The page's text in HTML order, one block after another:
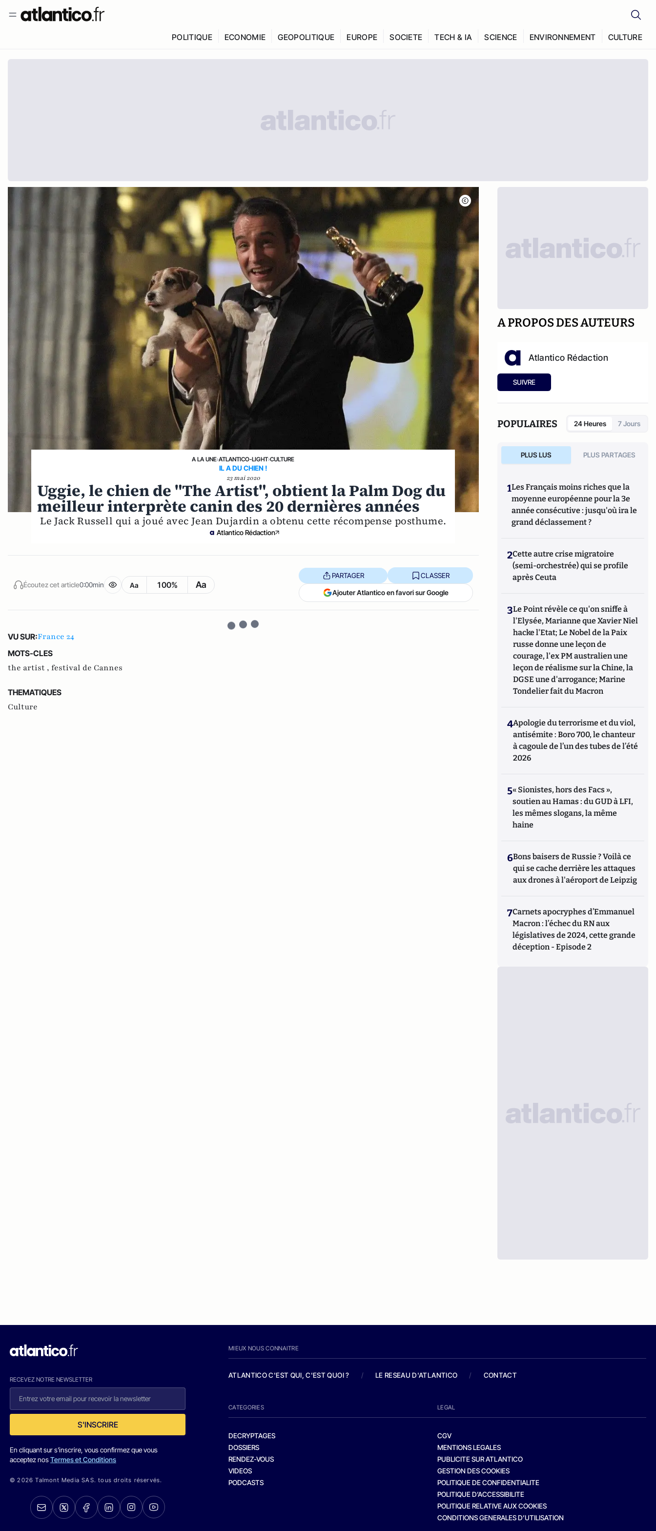
POLITIQUE ECONOMIE GEOPOLITIQUE EUROPE SOCIETE TECH & IA SCIENCE ENVIRONNEMENT CULTURE
A LA UNE›ATLANTICO-LIGHT›CULTURE
IL A DU CHIEN !
23 mai 2020
Uggie, le chien de "The Artist", obtient la Palm Dog du
meilleur interprète canin des 20 dernières années
Le Jack Russell qui a joué avec Jean Dujardin a obtenu cette récompense posthume.
Atlantico Rédaction
Écoutez cet article0:00min Aa 100% Aa
PARTAGER CLASSER
Ajouter Atlantico en favori sur Google
VU SUR:France 24
MOTS-CLES
the artist , festival de Cannes
THEMATIQUES
Culture
A PROPOS DES AUTEURS
Atlantico Rédaction
SUIVRE
POPULAIRES 24 Heures 7 Jours
PLUS LUS PLUS PARTAGES
1Les Français moins riches que la
moyenne européenne pour la 3e
année consécutive : jusqu'où ira le
grand déclassement ?
2Cette autre crise migratoire
(semi-orchestrée) qui se profile
après Ceuta
3Le Point révèle ce qu'on sniffe à
l'Elysée, Marianne que Xavier Niel
hacke l'Etat; Le Nobel de la Paix
russe donne une leçon de
courage, l'ex PM australien une
leçon de réalisme sur la Chine, la
DGSE une d'arrogance; Marine
Tondelier fait du Macron
4Apologie du terrorisme et du viol,
antisémite : Boro 700, le chanteur
à cagoule de l’un des tubes de l’été
2026
5« Sionistes, hors des Facs »,
soutien au Hamas : du GUD à LFI,
les mêmes slogans, la même
haine
6Bons baisers de Russie ? Voilà ce
qui se cache derrière les attaques
aux drones à l'aéroport de Leipzig
7Carnets apocryphes d’Emmanuel
Macron : l’échec du RN aux
législatives de 2024, cette grande
déception - Episode 2
RECEVEZ NOTRE NEWSLETTER
S'INSCRIRE
En cliquant sur s'inscrire, vous confirmez que vous
acceptez nosTermes et Conditions
© 2026 Talmont Media SAS. tous droits réservés.
MIEUX NOUS CONNAITRE
ATLANTICO C'EST QUI, C'EST QUOI ? / LE RESEAU D'ATLANTICO / CONTACT
CATEGORIES
DECRYPTAGES
DOSSIERS
RENDEZ-VOUS
VIDEOS
PODCASTS
LEGAL
CGV
MENTIONS LEGALES
PUBLICITE SUR ATLANTICO
GESTION DES COOKIES
POLITIQUE DE CONFIDENTIALITE
POLITIQUE D’ACCESSIBILITE
POLITIQUE RELATIVE AUX COOKIES
CONDITIONS GENERALES D’UTILISATION